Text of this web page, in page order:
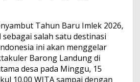
Tahun Baru Imlek 2026,
salah satu destinasi
ini akan menggelar
Barong Landung di
desa pada Minggu, 15
10.00 WITA sampai dengan